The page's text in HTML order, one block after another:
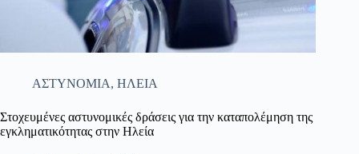
ΑΣΤΥΝΟΜΙΑ, ΗΛΕΙΑ
Στοχευμένες αστυνομικές δράσεις για την καταπολέμηση της
εγκληματικότητας στην Ηλεία